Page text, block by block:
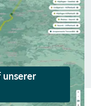
unserer